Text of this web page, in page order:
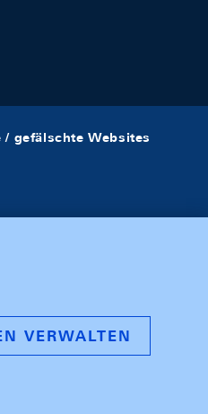
gefälschte Websites
VERWALTEN